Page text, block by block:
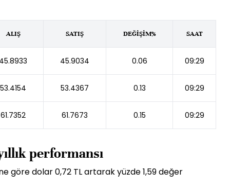
ALIŞ SATIŞ DEĞİŞİM% SAAT
45.8933 45.9034 0.06 09:29
53.4154 53.4367 0.13 09:29
61.7352 61.7673 0.15 09:29
performansı
göre dolar 0,72 TL artarak yüzde 1,59 değer